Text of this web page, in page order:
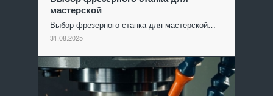
мастерской
Выбор фрезерного станка для мастерской…
31.08.2025